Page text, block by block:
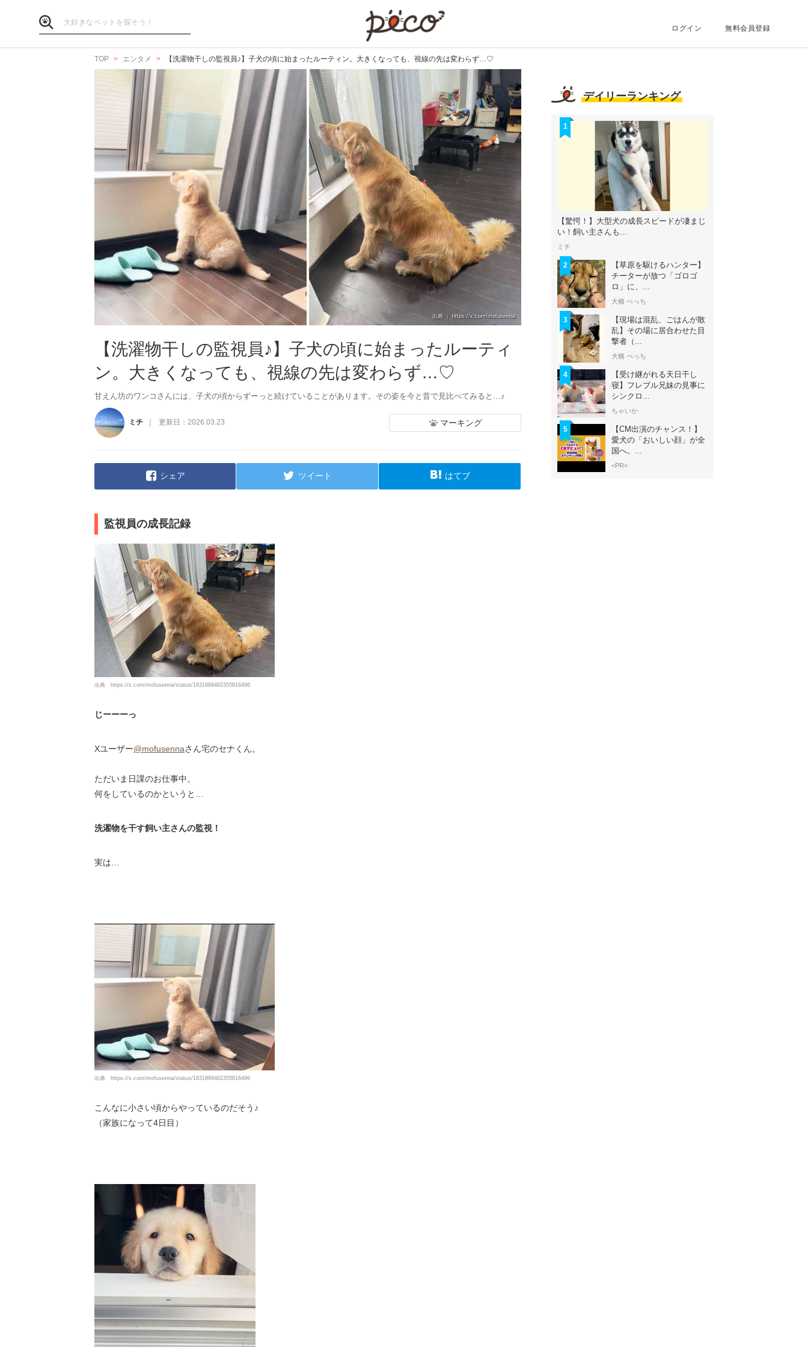
ログイン 無料会員登録
TOP エンタメ 【洗濯物干しの監視員♪】子犬の頃に始まったルーティン。大きくなっても、視線の先は変わらず…♡
出典 ： https://x.com/mofusenna
【洗濯物干しの監視員♪】子犬の頃に始まったルーティ
ン。大きくなっても、視線の先は変わらず…♡
甘えん坊のワンコさんには、子犬の頃からずーっと続けていることがあります。その姿を今と昔で見比べてみると…♪
ミチ 更新日： 2026.03.23 マーキング
シェア ツイート はてブ
監視員の成長記録
出典 https://x.com/mofusenna/status/1831869462355816496
じーーーっ
Xユーザー@mofusennaさん宅のセナくん。
ただいま日課のお仕事中。
何をしているのかというと…
洗濯物を干す飼い主さんの監視！
実は…
出典 https://x.com/mofusenna/status/1831869462355816496
こんなに小さい頃からやっているのだそう♪
（家族になって4日目）
デイリーランキング
1
【驚愕！】大型犬の成長スピードが凄まじ
い！飼い主さんも...
ミチ
2
【草原を駆けるハンター】
チーターが放つ「ゴロゴ
ロ」に、...
大橋 ぺっち
3
【現場は混乱、ごはんが散
乱】その場に居合わせた目
撃者（...
大橋 ぺっち
4
【受け継がれる天日干し
寝】フレブル兄妹の見事に
シンクロ...
ちゃいか
5
【CM出演のチャンス！】
愛犬の「おいしい顔」が全
国へ。...
<PR>